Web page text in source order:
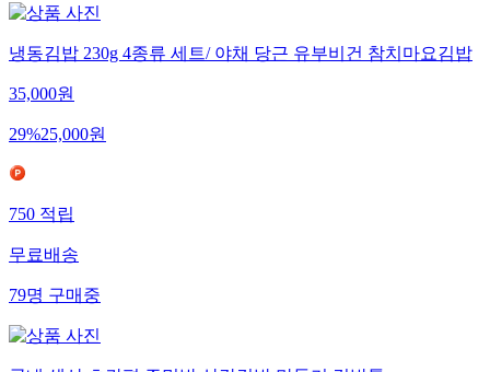
냉동김밥 230g 4종류 세트/ 야채 당근 유부비건 참치마요김밥
35,000원
29%25,000원
750적립
무료배송
79명구매중